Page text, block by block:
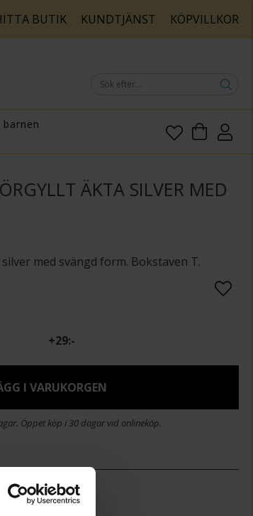
BUTIK KUNDTJÄNST KÖPVILLKOR
barnen
ÄKTA SILVER MED
med svängd form. Bokstaven T.
+29:-
I VARUKORGEN
Öppet köp i 30 dagar vid onlineköp.
8,1